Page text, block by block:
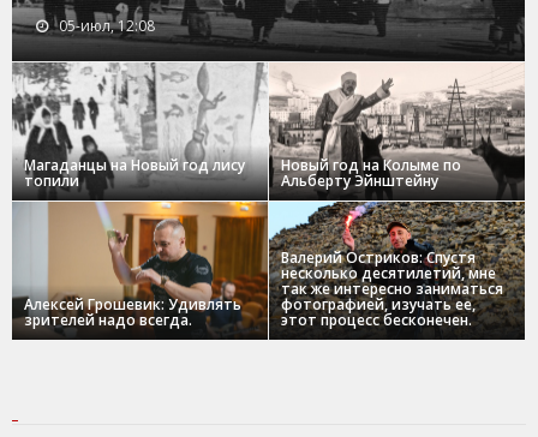
05-июл, 12:08
Магаданцы на Новый год лису
топили
Новый год на Колыме по
Альберту Эйнштейну
Алексей Грошевик: Удивлять
зрителей надо всегда.
Валерий Остриков: Спустя
несколько десятилетий, мне
так же интересно заниматься
фотографией, изучать ее,
этот процесс бесконечен.